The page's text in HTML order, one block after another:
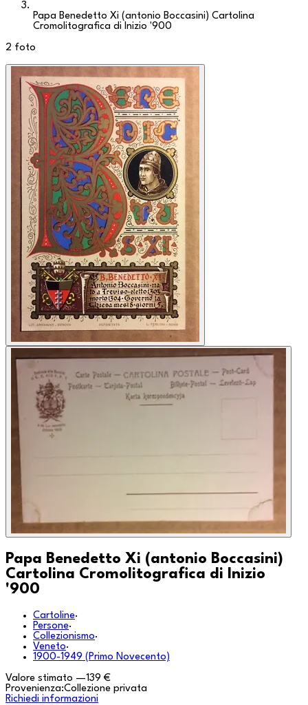
Papa Benedetto Xi (antonio Boccasini) Cartolina
Cromolitografica di Inizio '900
2 foto
Papa Benedetto Xi (antonio Boccasini)
Cartolina Cromolitografica di Inizio
'900
Cartoline·
Persone·
Collezionismo·
Veneto·
1900-1949 (Primo Novecento)
Valore stimato —139 €
Provenienza:Collezione privata
Richiedi informazioni